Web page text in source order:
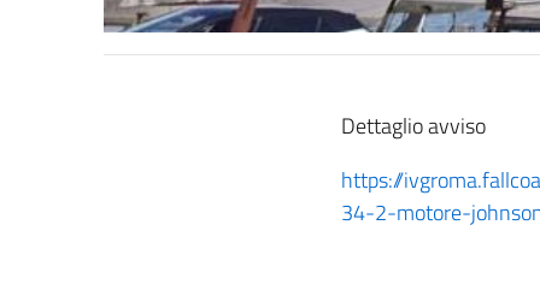
Dettaglio avviso
https://
34-2-motore-